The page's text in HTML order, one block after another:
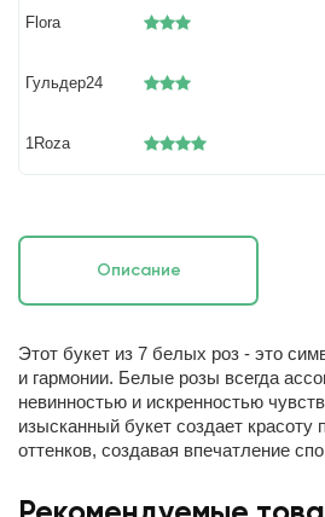
Flora
Гульдер24
1Roza
Описание
Этот букет из 7 белых роз - это
и гармонии. Белые розы всегда
невинностью и искренностью
изысканный букет создает
оттенков, создавая впечатление